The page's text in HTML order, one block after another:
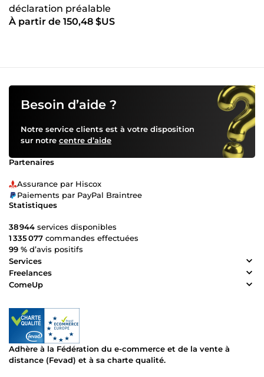
déclaration préalable
À partir de 150,48 $US
Besoin d’aide ?
Notre service clients est à votre disposition
sur notre centre d’aide
Partenaires
Assurance par Hiscox
Paiements par PayPal Braintree
Statistiques
38 944 services disponibles
1 335 077 commandes effectuées
99 % d’avis positifs
Services
Freelances
ComeUp
Adhère à la Fédération du e-commerce et de la vente à
distance (Fevad) et à sa charte qualité.